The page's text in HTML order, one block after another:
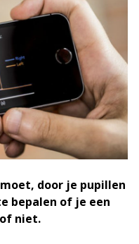
door je pupillen
bepalen of je een
niet.